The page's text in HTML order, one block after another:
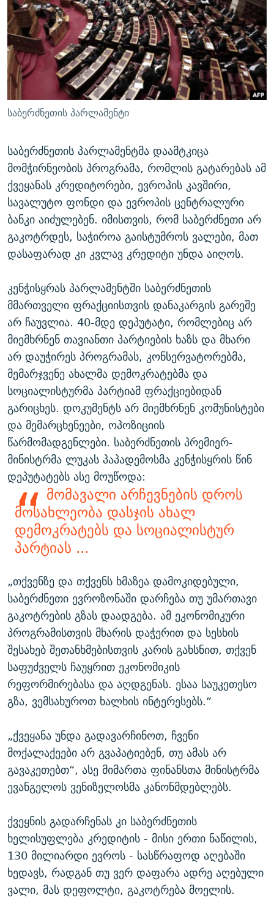
ᲛᲝᲚᲐᲞᲐᲠᲐᲙᲔ ᲢᲔᲥᲡᲢᲔᲑᲘ
ᲨᲘᲜ - ᲣᲪᲮᲝᲔᲗᲨᲘ
ᲚᲘᲢᲔᲠᲐᲢᲣᲠᲣᲚᲘ ᲬᲐᲮᲜᲐᲒᲔᲑᲘ
ᲐᲛᲔᲠᲘᲙᲣᲚᲘ ᲛᲝᲗᲮᲠᲝᲑᲐ
ᲘᲛᲞᲔᲠᲘᲐ ᲓᲐ ᲠᲐᲓᲘᲝ
ᲩᲔᲛᲘ ᲡᲘᲙᲕᲓᲘᲚᲘᲡ ᲛᲘᲖᲔᲖᲘᲐ COVID-19
11 ᲬᲔᲚᲘ - 11 ᲐᲛᲑᲐᲕᲘ
ᲡᲐᲞᲐᲠᲚᲐᲛᲔᲜᲢᲝ ᲐᲠᲩᲔᲕᲜᲔᲑᲘᲡ ᲘᲡᲢᲝᲠᲘᲐ
ᲑᲐᲕᲨᲕᲔᲑᲘ ᲞᲠᲝᲡᲢᲘᲢᲣᲪᲘᲐᲨᲘ - ᲐᲛᲝᲣᲗᲥᲛᲔᲚᲘ ᲐᲛᲑᲐᲕᲘ
5 ᲐᲛᲑᲐᲕᲘ - 20 ᲘᲕᲜᲘᲡᲡ ᲓᲐᲨᲐᲕᲔᲑᲣᲚᲔᲑᲘ
ᲐᲒᲕᲘᲡᲢᲝᲡ ᲝᲛᲘ
ПРИВЕТ ᲙᲣᲚᲢᲣᲠᲐ
ᲒᲐᲛᲝᲘᲬᲔᲠᲔ
რთე/რთ-ის ყველა საიტი
საბერძნეთის პარლამენტი
საბერძნეთის პარლამენტმა დაამტკიცა
მომჭირნეობის პროგრამა, რომლის გატარებას ამ
ქვეყანას კრედიტორები, ევროპის კავშირი,
სავალუტო ფონდი და ევროპის ცენტრალური
ბანკი აიძულებენ. იმისთვის, რომ საბერძნეთი არ
გაკოტრდეს, საჭიროა გაისტუმროს ვალები, მათ
დასაფარად კი კვლავ კრედიტი უნდა აიღოს.
კენჭისყრას პარლამენტში საბერძნეთის
მმართველი ფრაქციისთვის დანაკარგის გარეშე
არ ჩაუვლია. 40-მდე დეპუტატი, რომლებიც არ
მიემხრნენ თავიანთი პარტიების ხაზს და მხარი
არ დაუჭირეს პროგრამას, კონსერვატორებმა,
მემარჯვენე ახალმა დემოკრატებმა და
სოციალისტურმა პარტიამ ფრაქციებიდან
გარიცხეს. დოკუმენტს არ მიემხრნენ კომუნისტები
და მემარცხენეები, ოპოზიციის
წარმომადგენლები. საბერძნეთის პრემიერ-
მინისტრმა ლუკას პაპადემოსმა კენჭისყრის წინ
დეპუტატებს ასე მოუწოდა:
მომავალი არჩევნების დროს
მოსახლეობა დასჯის ახალ
დემოკრატებს და სოციალისტურ
პარტიას ...
„თქვენზე და თქვენს ხმაზეა დამოკიდებული,
საბერძნეთი ევროზონაში დარჩება თუ უმართავი
გაკოტრების გზას დაადგება. ამ ეკონომიკური
პროგრამისთვის მხარის დაჭერით და სესხის
შესახებ შეთანხმებისთვის კარის გახსნით, თქვენ
საფუძველს ჩაუყრით ეკონომიკის
რეფორმირებასა და აღდგენას. ესაა საუკეთესო
გზა, ვემსახუროთ ხალხის ინტერესებს.“
„ქვეყანა უნდა გადავარჩინოთ, ჩვენი
მოქალაქეები არ გვაპატიებენ, თუ ამას არ
გავაკეთებთ“, ასე მიმართა ფინანსთა მინისტრმა
ევანგელოს ვენიზელოსმა კანონმდებლებს.
ქვეყნის გადარჩენას კი საბერძნეთის
ხელისუფლება კრედიტის - მისი ერთი ნაწილის,
130 მილიარდი ევროს - სასწრაფოდ აღებაში
ხედავს, რადგან თუ ვერ დაფარა ადრე აღებული
ვალი, მას დეფოლტი, გაკოტრება მოელის.